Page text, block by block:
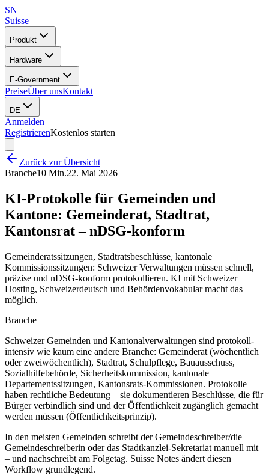
SN
Suisse
Produkt
Hardware
E-Government
PreiseÜber unsKontakt
DE
Anmelden
RegistrierenKostenlos starten
Zurück zur Übersicht
Branche10 Min.22. Mai 2026
KI-Protokolle für Gemeinden und
Kantone: Gemeinderat, Stadtrat,
Kantonsrat – nDSG-konform
Gemeinderatssitzungen, Stadtratsbeschlüsse, kantonale
Kommissionssitzungen: Schweizer Verwaltungen müssen schnell,
präzise und nDSG-konform protokollieren. KI mit Schweizer
Hosting, Schweizerdeutsch und Behördenvokabular macht das
möglich.
Branche
Schweizer Gemeinden und Kantonalverwaltungen sind protokoll-
intensiv wie kaum eine andere Branche: Gemeinderat (wöchentlich
oder zweiwöchentlich), Stadtrat, Schulpflege, Bauausschuss,
Sozialhilfebehörde, Sicherheitskommission, kantonale
Departementssitzungen, Kantonsrats-Kommissionen. Protokolle
haben rechtliche Bedeutung – sie dokumentieren Beschlüsse, die für
Bürger verbindlich sind und der Öffentlichkeit zugänglich gemacht
werden müssen (Öffentlichkeitsprinzip).
In den meisten Gemeinden schreibt der Gemeindeschreiber/die
Gemeindeschreiberin oder das Stadtkanzlei-Sekretariat manuell mit
– und nachschreibt am Folgetag. Suisse Notes ändert diesen
Workflow grundlegend.